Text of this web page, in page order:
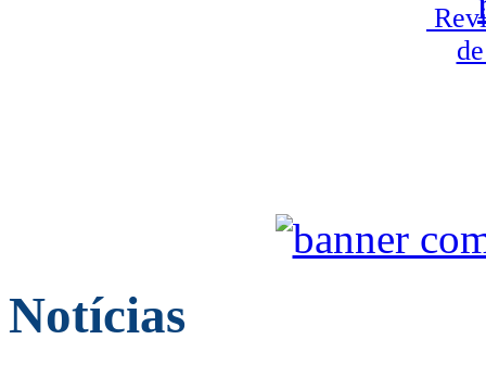
Notícias